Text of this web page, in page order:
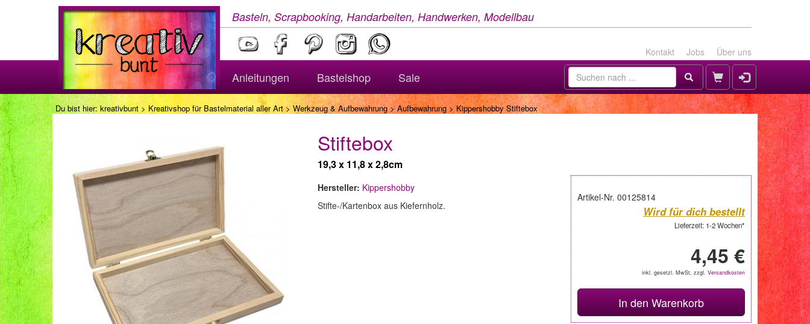
Basteln, Scrapbooking, Handarbeiten, Handwerken, Modellbau
Kontakt Jobs Über uns
Anleitungen Bastelshop Sale
Du bist hier: kreativbunt > Kreativshop für Bastelmaterial aller Art> Werkzeug & Aufbewahrung >Aufbewahrung> Kippershobby Stiftebox
Stiftebox
19,3 x 11,8 x 2,8cm
Artikel-Nr. 00125814
Wird für dich bestellt
Lieferzeit: 1-2 Wochen*
4,45 €
inkl. gesetzl. MwSt, zzgl. Versandkosten
In den Warenkorb
Hersteller: Kippershobby
Stifte-/Kartenbox aus Kiefernholz.